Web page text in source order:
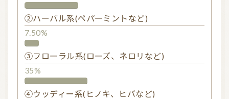
②ハーバル系(ペパーミントなど)
7.50%
③フローラル系(ローズ、ネロリなど)
35%
④ウッディー系(ヒノキ、ヒバなど)